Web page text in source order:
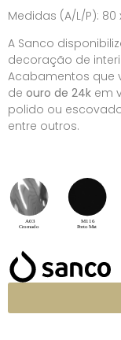
Medidas (A/L/P): 80
A Sanco
decoração de
Acabamentos que
de ouro de 24k em
polido ou
entre outros.